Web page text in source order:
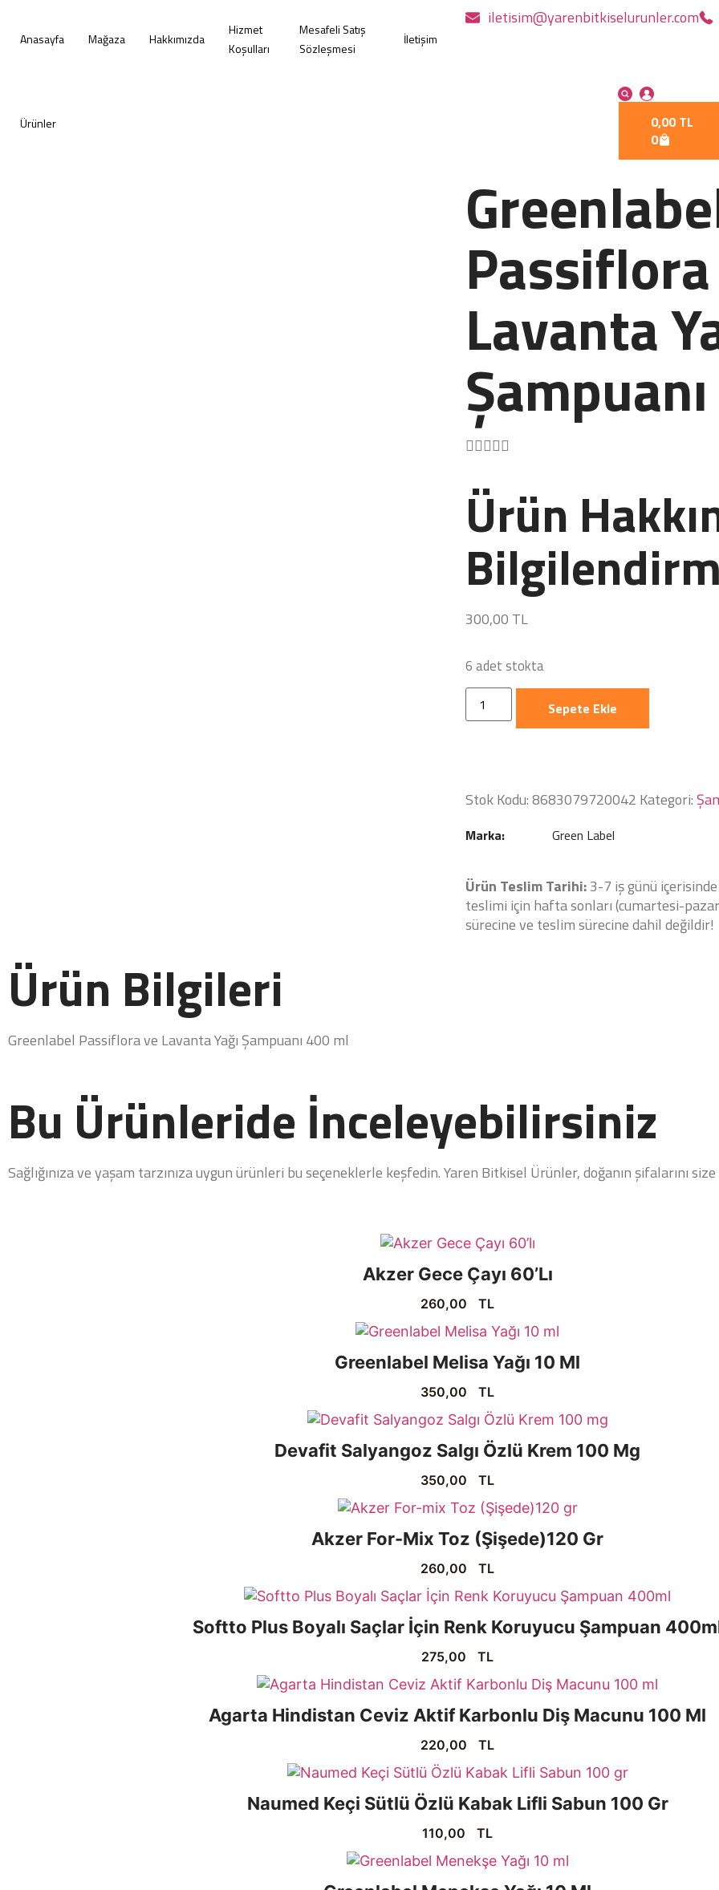
Anasayfa Mağaza Hakkımızda
Hizmet
Koşulları
Mesafeli Satış
Sözleşmesi
İletişim
iletisim@yarenbitkiselurunler.com
Ürünler 0,00TL
0
Lavanta

Ürün
300,00 TL
6 adet stokta
Sepete Ekle
Stok Kodu:8683079720042 Kategori:
Marka: Green Label
Ürün Teslim Tarihi:3-7 iş günü
teslimi için hafta sonları (cumartesi-
sürecine ve teslim sürecine dahil değildir!
Ürün Bilgileri
Greenlabel Passiflora ve Lavanta Yağı Şampuanı 400 ml
Bu Ürünleride İnceleyebilirsiniz
Sağlığınıza ve yaşam tarzınıza uygun ürünleri bu seçeneklerle keşfedin. Yaren Bitkisel Ürünler, doğanın şifalarını
Akzer Gece Çayı 60’lı
260,00 TL
Greenlabel Melisa Yağı 10 Ml
350,00 TL
Devafit Salyangoz Salgı Özlü Krem 100 Mg
350,00 TL
Akzer For-Mix Toz (Şişede)120 Gr
260,00 TL
Softto Plus Boyalı Saçlar İçin Renk Koruyucu Şampuan
275,00 TL
Agarta Hindistan Ceviz Aktif Karbonlu Diş Macunu 100 Ml
220,00 TL
Naumed Keçi Sütlü Özlü Kabak Lifli Sabun 100 Gr
110,00 TL